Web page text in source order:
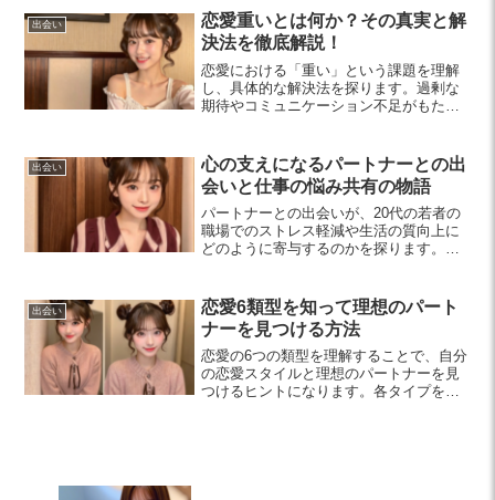
出会い
恋愛重いとは何か？その真実と解
決法を徹底解説！
恋愛における「重い」という課題を理解
し、具体的な解決法を探ります。過剰な
期待やコミュニケーション不足がもたら
るためのヒントをぜひチェックしてみて
ください。
出会い
心の支えになるパートナーとの出
会いと仕事の悩み共有の物語
パートナーとの出会いが、20代の若者の
職場でのストレス軽減や生活の質向上に
どのように寄与するのかを探ります。信
す。
出会い
恋愛6類型を知って理想のパート
ナーを見つける方法
恋愛の6つの類型を理解することで、自分
の恋愛スタイルと理想のパートナーを見
つけるヒントになります。各タイプを知